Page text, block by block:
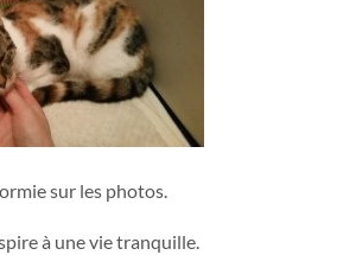
sur les photos.
à une vie tranquille.